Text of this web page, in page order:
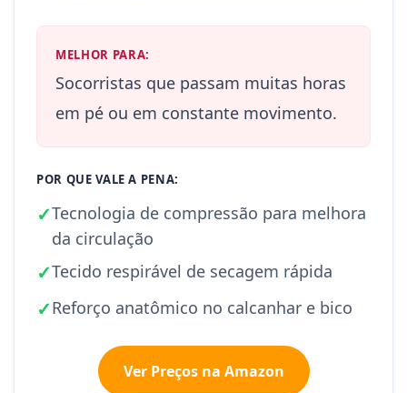
MELHOR PARA:
Socorristas que passam muitas horas
em pé ou em constante movimento.
POR QUE VALE A PENA:
✓Tecnologia de compressão para melhora
da circulação
✓Tecido respirável de secagem rápida
✓Reforço anatômico no calcanhar e bico
Ver Preços na Amazon